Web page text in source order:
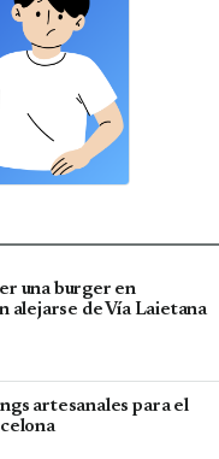
una burger en
alejarse de Vía Laietana
artesanales para el